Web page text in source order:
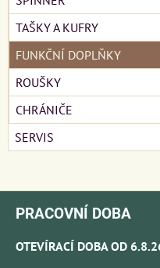
TAŠKY A KUFRY
FUNKČNÍ DOPLŇKY
ROUŠKY
CHRÁNIČE
SERVIS
PRACOVNÍ DOBA
OTEVÍRACÍ DOBA OD